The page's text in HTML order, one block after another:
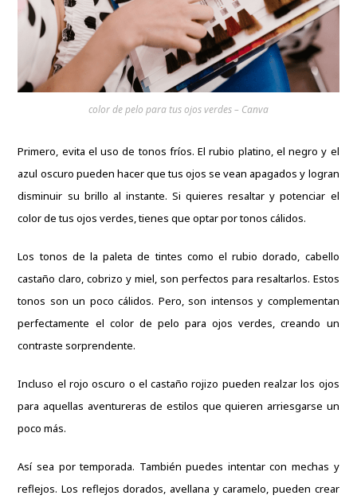
color de pelo para tus ojos verdes – Canva
Primero, evita el uso detonos fríos. El rubio platino, el negro y el
azul oscuro pueden hacer que tus ojos se vean apagados y logran
disminuir su brillo al instante. Si quieres resaltar y potenciar el
color de tus ojos verdes, tienes que optar portonos cálidos.
Los tonos de la paleta de tintes como el rubio dorado, cabello
castaño claro, cobrizo y miel, son perfectos para resaltarlos. Estos
tonos son un poco cálidos. Pero, son intensos y complementan
perfectamente el color de pelo para ojos verdes, creando un
contraste sorprendente.
Incluso el rojo oscuro o el castaño rojizo pueden realzar los ojos
para aquellas aventureras de estilos que quieren arriesgarse un
poco más.
Así sea por temporada. También puedes intentar con mechas y
reflejos. Los reflejos dorados, avellana y caramelo, pueden crear